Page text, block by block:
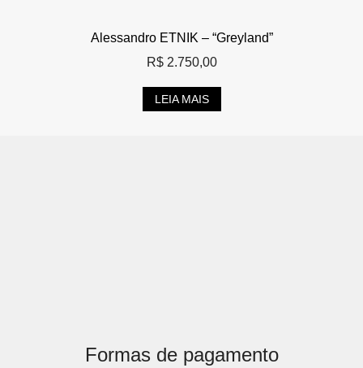
Alessandro ETNIK – “Greyland”
R$2.750,00
LEIA MAIS
Formas de pagamento